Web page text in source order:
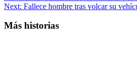
navigation
Next: Fallece hombre tras volcar su
Más historias